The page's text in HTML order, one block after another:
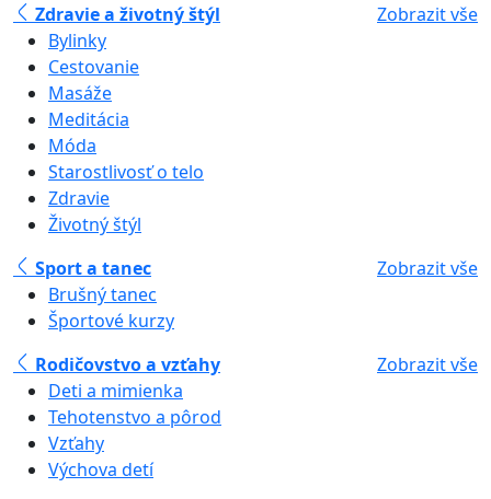
Zdravie a životný štýl
Zobrazit vše
Bylinky
Cestovanie
Masáže
Meditácia
Móda
Starostlivosť o telo
Zdravie
Životný štýl
Sport a tanec
Zobrazit vše
Brušný tanec
Športové kurzy
Rodičovstvo a vzťahy
Zobrazit vše
Deti a mimienka
Tehotenstvo a pôrod
Vzťahy
Výchova detí